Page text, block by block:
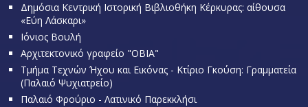
Δημόσια Κεντρική Ιστορική Βιβλιοθήκη Κέρκυρας: αίθουσα
«Εύη Λάσκαρι»
Ιόνιος Βουλή
Αρχιτεκτονικό γραφείο "OBIA"
Τμήμα Τεχνών Ήχου και Εικόνας - Κτίριο Γκούση: Γραμματεία
(Παλαιό Ψυχιατρείο)
Παλαιό Φρούριο - Λατινικό Παρεκκλήσι